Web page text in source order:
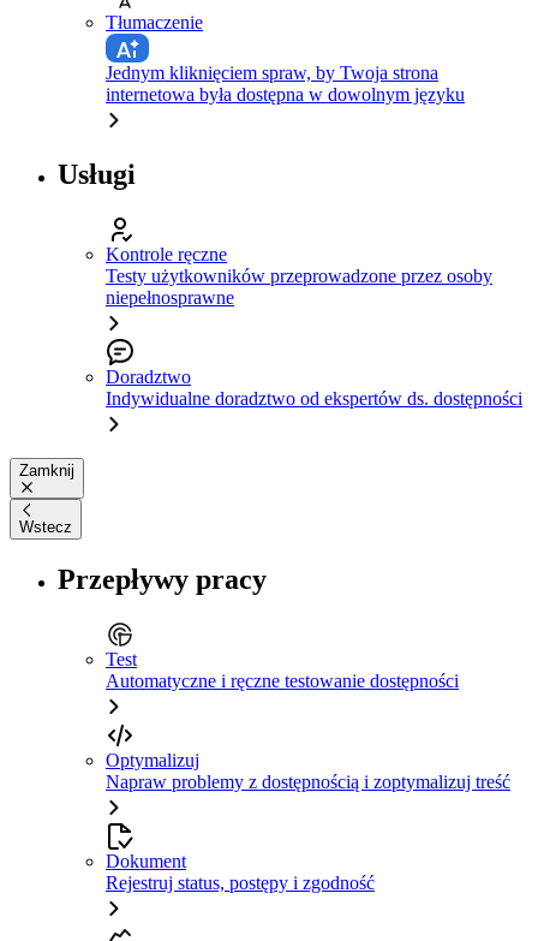
Tłumaczenie
Jednym kliknięciem spraw, by Twoja strona
internetowa była dostępna w dowolnym języku
Usługi
Kontrole ręczne
Testy użytkowników przeprowadzone przez osoby
niepełnosprawne
Doradztwo
Indywidualne doradztwo od ekspertów ds. dostępności
Zamknij
Wstecz
Przepływy pracy
Test
Automatyczne i ręczne testowanie dostępności
Optymalizuj
Napraw problemy z dostępnością i zoptymalizuj treść
Dokument
Rejestruj status, postępy i zgodność